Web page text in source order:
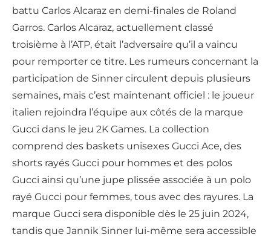
battu Carlos Alcaraz en demi-finales de Roland
Garros. Carlos Alcaraz, actuellement classé
troisième à l’ATP, était l’adversaire qu’il a vaincu
pour remporter ce titre. Les rumeurs concernant la
participation de Sinner circulent depuis plusieurs
semaines, mais c’est maintenant officiel : le joueur
italien rejoindra l’équipe aux côtés de la marque
Gucci dans le jeu 2K Games. La collection
comprend des baskets unisexes Gucci Ace, des
shorts rayés Gucci pour hommes et des polos
Gucci ainsi qu’une jupe plissée associée à un polo
rayé Gucci pour femmes, tous avec des rayures. La
marque Gucci sera disponible dès le 25 juin 2024,
tandis que Jannik Sinner lui-même sera accessible